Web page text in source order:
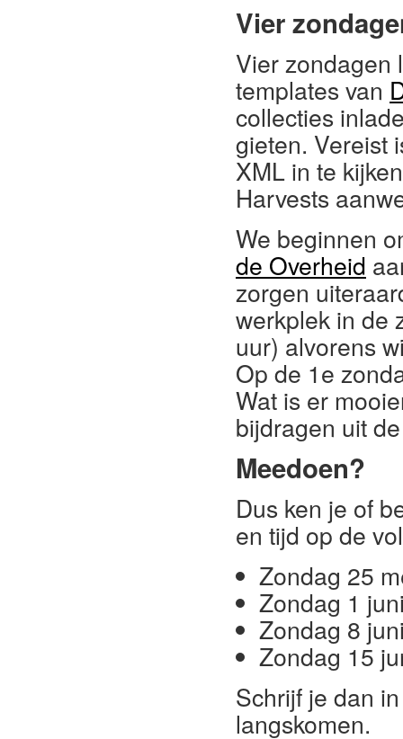
Vier
Vier zondagen
templates van
collecties
gieten. Vereist
XML in te
Harvests
We beginnen
de Overheid
zorgen
werkplek in de
uur) alvorens
Op de 1e
Wat is er
bijdragen uit
Meedoen?
Dus ken je of
en tijd op de
Zondag 25
Zondag 1
Zondag 8
Zondag 15
Schrijf je dan
langskomen.